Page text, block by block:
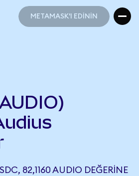
METAMASK'I EDİNİN
82,1160 AUDIO DEĞERINE